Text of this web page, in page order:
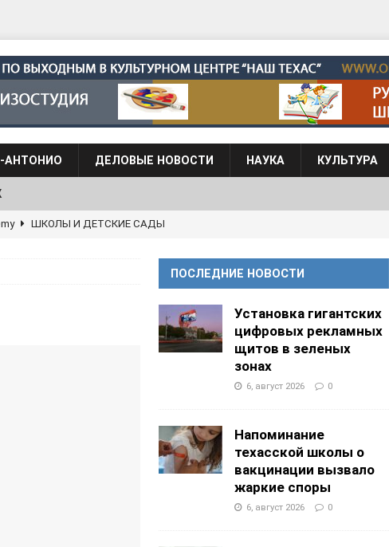
АНТОНИО ДЕЛОВЫЕ НОВОСТИ НАУКА КУЛЬТУРА
ДЕКЛАРАЦИЙ ФИНАНСЫ И БУХГАЛТЕРСКИЙ УЧЕТ
культурном центре “Наш Техас” ШКОЛЫ И
ПОСЛЕДНИЕ НОВОСТИ
Установка гигантских
цифровых рекламных
щитов в зеленых
зонах
6, август 2026 0
Напоминание
техасской школы о
вакцинации вызвало
жаркие споры
6, август 2026 0